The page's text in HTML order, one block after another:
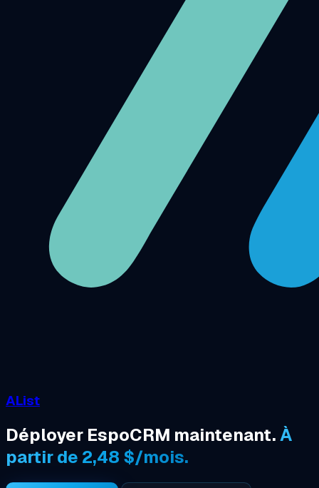
AList
Déployer EspoCRM maintenant.À
partir de 2,48 $/mois.